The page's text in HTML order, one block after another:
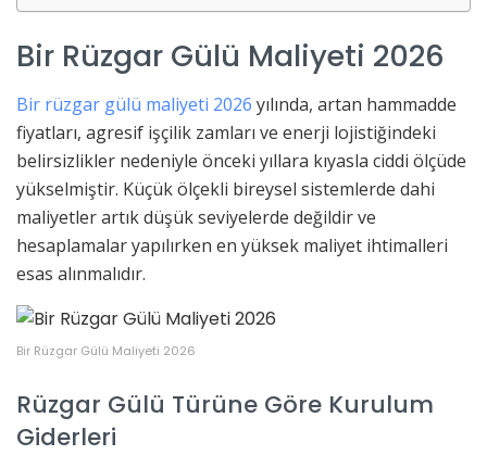
Bir Rüzgar Gülü Maliyeti 2026
Bir rüzgar gülü maliyeti 2026 yılında, artan hammadde
fiyatları, agresif işçilik zamları ve enerji lojistiğindeki
belirsizlikler nedeniyle önceki yıllara kıyasla ciddi ölçüde
yükselmiştir. Küçük ölçekli bireysel sistemlerde dahi
maliyetler artık düşük seviyelerde değildir ve
hesaplamalar yapılırken en yüksek maliyet ihtimalleri
esas alınmalıdır.
Bir Rüzgar Gülü Maliyeti 2026
Rüzgar Gülü Türüne Göre Kurulum
Giderleri